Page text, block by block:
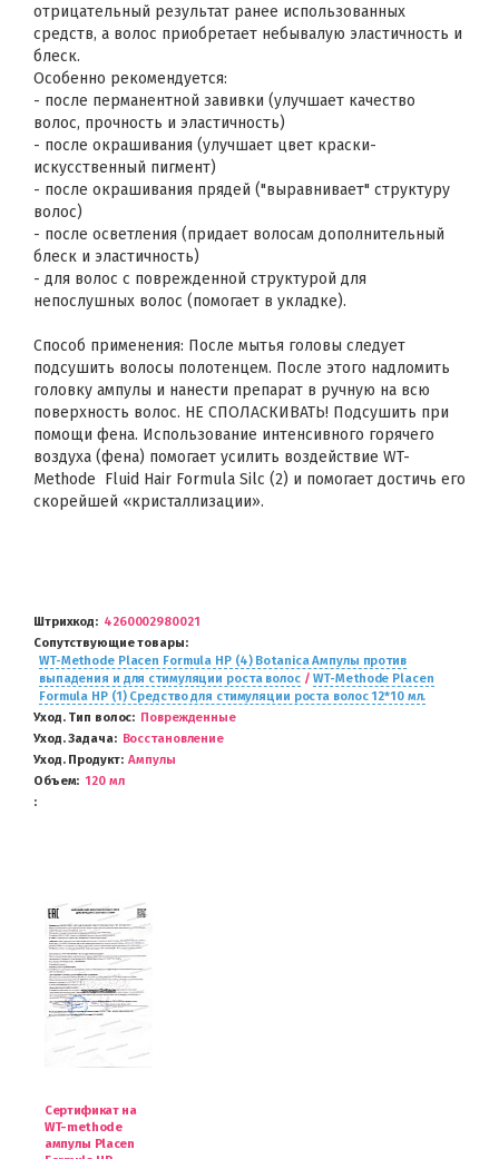
отрицательный результат ранее использованных
средств, а волос приобретает небывалую эластичность и
блеск.
Особенно рекомендуется:
- после перманентной завивки (улучшает качество
волос, прочность и эластичность)
- после окрашивания (улучшает цвет краски-
искусственный пигмент)
- после окрашивания прядей ("выравнивает" структуру
волос)
- после осветления (придает волосам дополнительный
блеск и эластичность)
- для волос с поврежденной структурой для
непослушных волос (помогает в укладке).
Способ применения: После мытья головы следует
подсушить волосы полотенцем. После этого надломить
головку ампулы и нанести препарат в ручную на всю
поверхность волос. НЕ СПОЛАСКИВАТЬ! Подсушить при
помощи фена. Использование интенсивного горячего
воздуха (фена) помогает усилить воздействие WT-
Methode Fluid Hair Formula Silc (2) и помогает достичь его
скорейшей «кристаллизации».
Штрихкод
4260002980021
Сопутствующие товары
WT-Methode Placen Formula HP (4) Botanica Ампулы против
выпадения и для стимуляции роста волос/WT-Methode Placen
Formula HP (1) Средство для стимуляции роста волос 12*10 мл.
Уход. Тип волос
Поврежденные
Уход. Задача
Восстановление
Уход. Продукт
Ампулы
Объем
120 мл
Сертификат на
WT-methode
ампулы Placen